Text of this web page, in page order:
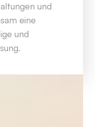
und
eine
und